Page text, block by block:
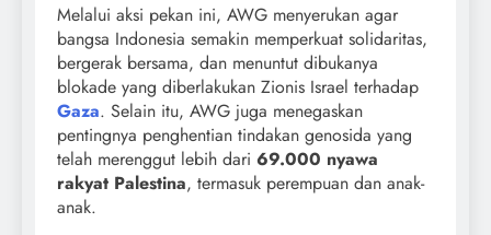
Melalui aksi pekan ini, AWG menyerukan agar
bangsa Indonesia semakin memperkuat solidaritas,
bergerak bersama, dan menuntut dibukanya
blokade yang diberlakukan Zionis Israel terhadap
Gaza. Selain itu, AWG juga menegaskan
pentingnya penghentian tindakan genosida yang
telah merenggut lebih dari 69.000 nyawa
rakyat Palestina, termasuk perempuan dan anak-
anak.